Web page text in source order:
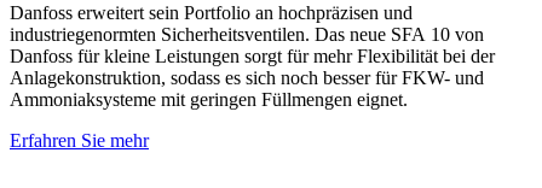
Danfoss erweitert sein Portfolio an hochpräzisen und
industriegenormten Sicherheitsventilen. Das neue SFA 10 von
Danfoss für kleine Leistungen sorgt für mehr Flexibilität bei der
Anlagekonstruktion, sodass es sich noch besser für FKW- und
Ammoniaksysteme mit geringen Füllmengen eignet.
Erfahren Sie mehr